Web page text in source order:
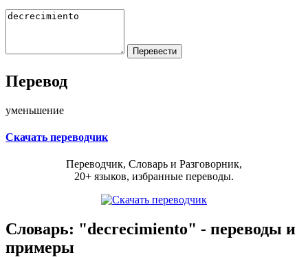
Перевод
уменьшение
Скачать переводчик
Переводчик, Словарь и Разговорник,
20+ языков, избранные переводы.
Словарь: "decrecimiento" - переводы и
примеры